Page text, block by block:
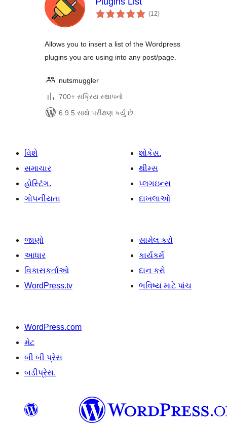
(12કુલ
રેટિંગ્સ
)
Allows you to insert a list of the Wordpress
plugins you are using into any post/page.
nutsmuggler
700+ સક્રિય સ્થાપનો
6.9.5 સાથે પરીક્ષણ કર્યું છે
વિશે
સમાચાર
હોસ્ટિંગ.
ગોપનીયતા
શોકેસ.
થીમ્સ
પ્લગઇન્સ
દાખલાઓ
જાણો
આધાર
વિકાસકર્તાઓ
WordPress.tv
સામેલ કરો
કાર્યકર્મ
દાન કરો
ભવિષ્ય માટે પાંચ
WordPress.com
મેટ
બી બી પ્રેસ
બડીપ્રેસ.